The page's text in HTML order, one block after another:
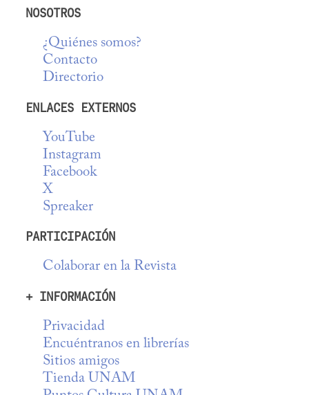
NOSOTROS
¿Quiénes somos?
Contacto
Directorio
ENLACES EXTERNOS
YouTube
Instagram
Facebook
X
Spreaker
PARTICIPACIÓN
Colaborar en la Revista
+ INFORMACIÓN
Privacidad
Encuéntranos en librerías
Sitios amigos
Tienda UNAM